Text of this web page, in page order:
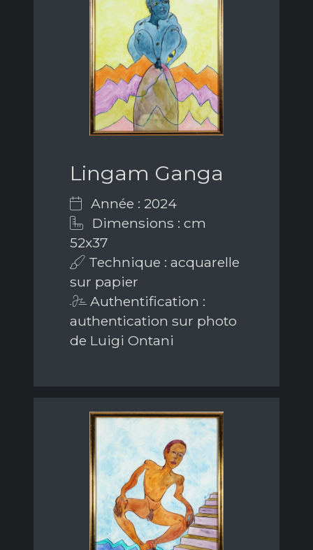
Lingam Ganga
Année : 2024
Dimensions : cm
52x37
Technique : acquarelle
sur papier
Authentification :
authentication sur photo
de Luigi Ontani